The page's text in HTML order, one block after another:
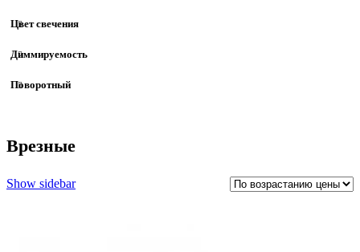
Цвет свечения
Диммируемость
Поворотный
Врезные
Show sidebar